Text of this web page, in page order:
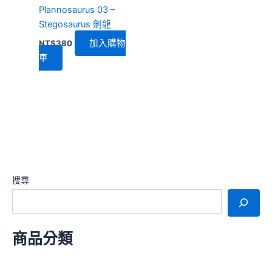
搜尋
商品分類
Plannosaurus 03 –
Stegosaurus 劍龍
NT$380
加入購物
車